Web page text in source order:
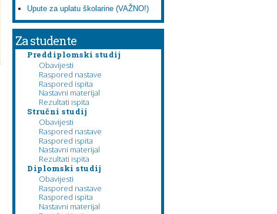
Upute za uplatu školarine (VAŽNO!)
Za studente
Preddiplomski studij
Obavijesti
Raspored nastave
Raspored ispita
Nastavni materijal
Rezultati ispita
Stručni studij
Obavijesti
Raspored nastave
Raspored ispita
Nastavni materijal
Rezultati ispita
Diplomski studij
Obavijesti
Raspored nastave
Raspored ispita
Nastavni materijal